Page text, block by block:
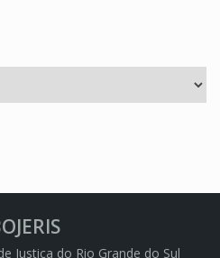
Justiça do Rio Grande do Sul